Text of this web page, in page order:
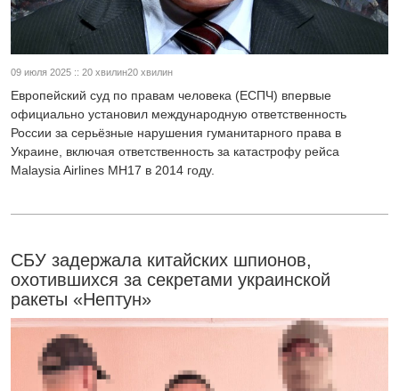
09 июля 2025 :: 20 хвилин20 хвилин
Европейский суд по правам человека (ЕСПЧ) впервые
официально установил международную ответственность
России за серьёзные нарушения гуманитарного права в
Украине, включая ответственность за катастрофу рейса
Malaysia Airlines MH17 в 2014 году.
СБУ задержала китайских шпионов,
охотившихся за секретами украинской
ракеты «Нептун»